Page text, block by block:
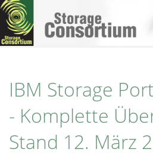
Direkt
zum
Inhalt
IBM Storage
- Komplette
Stand 12. März